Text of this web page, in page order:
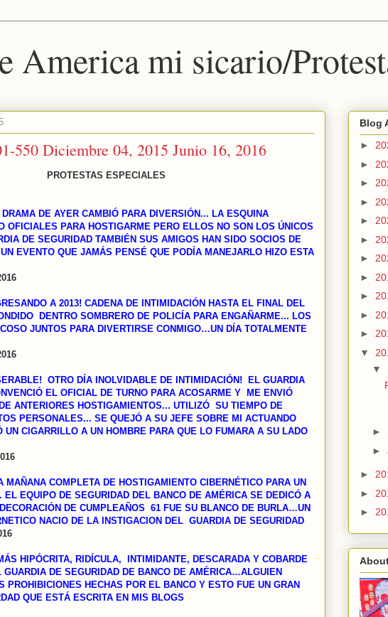
America mi sicario/
550 Diciembre 04, 2015 Junio 16, 2016
PROTESTAS ESPECIALES
DRAMA DE AYER CAMBIÓ PARA DIVERSIÓN... LA ESQUINA
OFICIALES PARA HOSTIGARME PERO ELLOS NO SON LOS ÚNICOS
DE SEGURIDAD TAMBIÉN SUS AMIGOS HAN SIDO SOCIOS DE
EVENTO QUE JAMÁS PENSÉ QUE PODÍA MANEJARLO HIZO ESTA
A 2013! CADENA DE INTIMIDACIÓN HASTA EL FINAL DEL
DENTRO SOMBRERO DE POLICÍA PARA ENGAÑARME... LOS
JUNTOS PARA DIVERTIRSE CONMIGO…UN DÍA TOTALMENTE
OTRO DÍA INOLVIDABLE DE INTIMIDACIÓN! EL GUARDIA
EL OFICIAL DE TURNO PARA ACOSARME Y ME ENVIÓ
ANTERIORES HOSTIGAMIENTOS... UTILIZÓ SU TIEMPO DE
PERSONALES... SE QUEJÓ A SU JEFE SOBRE MI ACTUANDO
UN CIGARRILLO A UN HOMBRE PARA QUE LO FUMARA A SU LADO
MAÑANA COMPLETA DE HOSTIGAMIENTO CIBERNÉTICO PARA UN
EQUIPO DE SEGURIDAD DEL BANCO DE AMÉRICA SE DEDICÓ A
DE CUMPLEAÑOS 61 FUE SU BLANCO DE BURLA…UN
NACIO DE LA INSTIGACION DEL GUARDIA DE SEGURIDAD
HIPÓCRITA, RIDÍCULA, INTIMIDANTE, DESCARADA Y COBARDE
GUARDIA DE SEGURIDAD DE BANCO DE AMÉRICA…ALGUIEN
PROHIBICIONES HECHAS POR EL BANCO Y ESTO FUE UN GRAN
QUE ESTÁ ESCRITA EN MIS BLOGS
Blog
►
►
►
►
►
►
►
►
►
►
►
▼
▼
►
►
►
►
►